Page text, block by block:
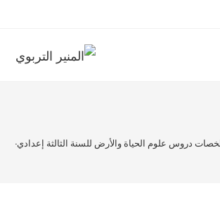
دروس علوم الحياة والأرض للسنة الثالثة إعدادي-